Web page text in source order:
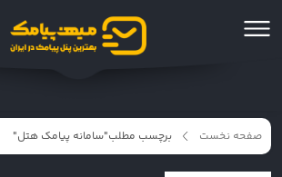
صفحه نخست برچسب مطلب"سامانه پیامک هتل"